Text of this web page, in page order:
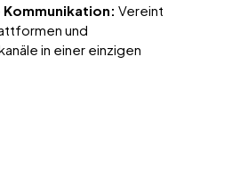
Vereint
und
in einer einzigen